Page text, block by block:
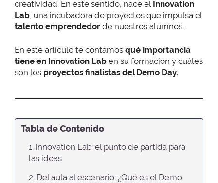
creatividad. En este sentido, nace el Innovation
Lab , una incubadora de proyectos que impulsa el
talento emprendedor de nuestros alumnos.
En este artículo te contamos qué importancia
tiene en Innovation Lab en su formación y cuáles
son los proyectos finalistas del Demo Day.
Tabla de Contenido
1. Innovation Lab: el punto de partida para
las ideas
2. Del aula al escenario: ¿Qué es el Demo